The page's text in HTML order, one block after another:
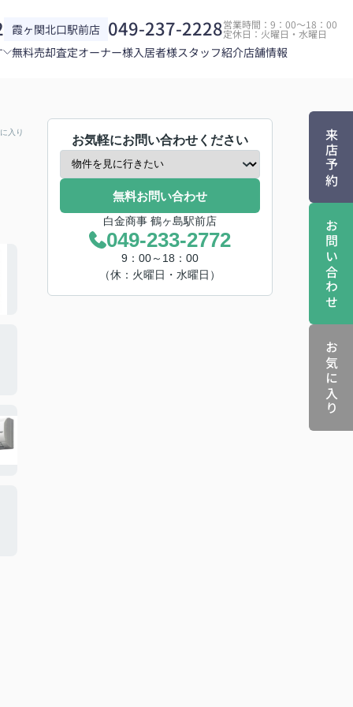
霞ヶ関北口駅前店 049-237-2228営業時間：9：00～18：00
定休日：火曜日・水曜日
無料売却査定オーナー様入居者様スタッフ紹介店舗情報
来店予約
お問い合わせ
お気に入り
入り
お気軽にお問い合わせください
無料お問い合わせ
白金商事 鶴ヶ島駅前店
049-233-2772
9：00～18：00
（休：火曜日・水曜日）